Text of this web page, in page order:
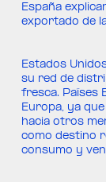
España
exportado de
Estados
su red de
fresca. Países
Europa, ya
hacia otros
como destino
consumo y